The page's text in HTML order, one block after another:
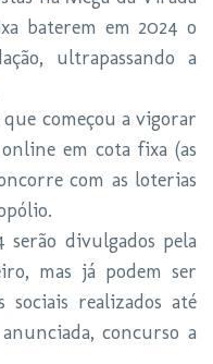
baterem em 2024 o
ultrapassando a
começou a vigorar
em cota fixa (as
com as loterias
serão divulgados pela
mas já podem ser
sociais realizados até
concurso a